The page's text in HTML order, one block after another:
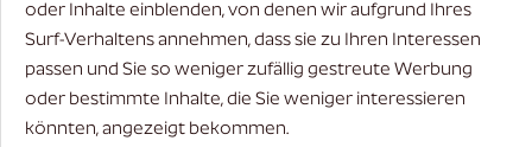
oder Inhalte einblenden, von denen wir aufgrund Ihres
Surf-Verhaltens annehmen, dass sie zu Ihren Interessen
passen und Sie so weniger zufällig gestreute Werbung
oder bestimmte Inhalte, die Sie weniger interessieren
könnten, angezeigt bekommen.